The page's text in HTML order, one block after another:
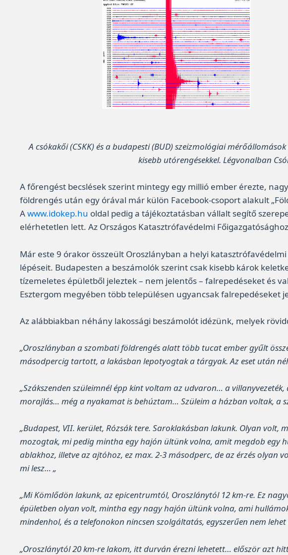
A csókakői (CSKK) és a budapesti (BUD) szeizmológiai
kisebb utórengésekkel. Légvonalban
A főrengést becslések szerint mintegy egy millió ember érezte,
földrengés után egy órával már külön Facebook-csoport alakult
Awww.idokep.hu oldal pedig a tájékoztatásban vállalt segítő
elérhetetlen lett. Az Országos Katasztrófavédelmi
Már este 9 órakor összeült Oroszlányban a helyi
lépéseit. Budapesten a beszámolók szerint csak kisebb károk
tízemeletes épületből jeleztek – nem jelentős – falrepedéseket és
Esztergom megyében több településen ugyancsak falrepedéseket
Az alábbiakban néhány lakossági beszámolót idézünk, melyek
„Oroszlányban a szombati földrengés alatt több tucat ember gyűlt
másodpercig tartott, a lakásban lepotyogtak a tárgyak. Az eset után
„Szákszenden szüleimnél épp kint voltam az udvaron… a
morajlás… még a nyakamat is behúztam… Szüleim a házban voltak, a
„Budapest, VII. kerület, Rózsák tere. Saroklakásban lakunk. Olyan
mozogtak, mi pedig mintha egy hajón ültünk volna, amit megdob egy
ablakhoz, illetve az ajtóhoz, ez max. 2-3 másodperc, de az érzés
mi lesz… „
„Mi Kömlődön lakunk, az epicentrumtól, Oroszlánytól 12 km-re. Ez
épületben olyan volt, mintha egy nagy hajón ültünk volna, ami
mindenhol, és a telefonokon nincsen szolgáltatás, egyszerűen nem
„Oroszlánytól 20 km-re lakom, itt durván érezni lehetett… először azt